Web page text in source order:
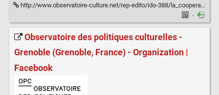
http://www.observatoire-culture.net/rep-edito/ido-388/la_cooperation_peut_elle_sauver_les_politiques_culturelles.html
·
Observatoire des politiques culturelles -
Grenoble (Grenoble, France) - Organization |
Facebook